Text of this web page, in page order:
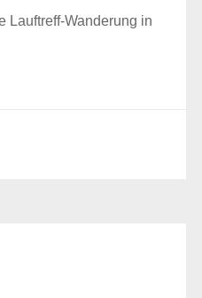
Lauftreff-Wanderung in